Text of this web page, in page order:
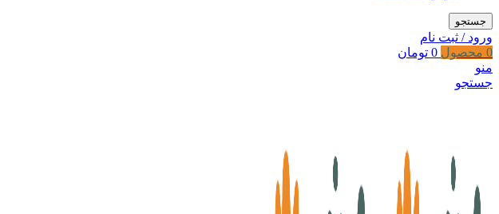
جستجو
ورود / ثبت نام
0 محصول 0 تومان
منو
جستجو